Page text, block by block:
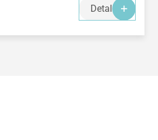
Detalles